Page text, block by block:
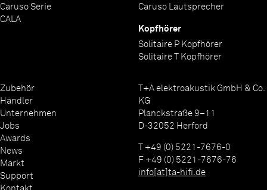
Caruso Serie
CALA
Caruso Lautsprecher
Kopfhörer
Solitaire P Kopfhörer
Solitaire T Kopfhörer
Zubehör
Händler
Unternehmen
Jobs
Awards
News
Markt
Support
T+A elektroakustik GmbH & Co.
KG
Planckstraße 9–11
D-32052 Herford
T +49 (0) 5221-7676-0
F +49 (0) 5221-7676-76
info[at]ta-hifi.de